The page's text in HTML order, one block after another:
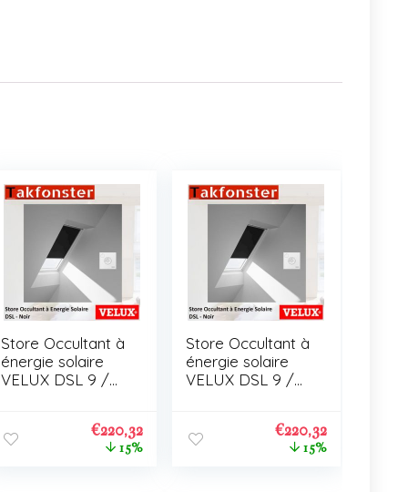
Store Occultant à
énergie solaire
VELUX DSL 9 /
€220,32
15%
Store Occultant à
énergie solaire
VELUX DSL 9 /
€220,32
15%